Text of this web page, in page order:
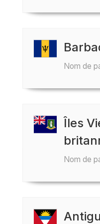
Nom de
Îles
Nom de